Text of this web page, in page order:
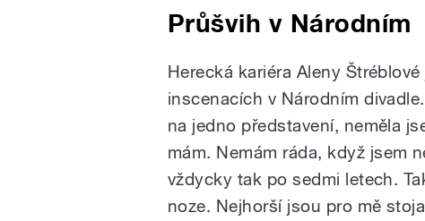
Průšvih v Národním
Herecká kariéra Aleny
inscenacích v Národním
na jedno představení, neměla
mám. Nemám ráda, když jsem
vždycky tak po sedmi letech.
noze. Nejhorší jsou pro mě